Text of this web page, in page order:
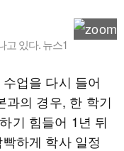
고 있다. 뉴스1
업을 다시 들어
과의 경우, 한 학기
기 힘들어 1년 뒤
하게 학사 일정